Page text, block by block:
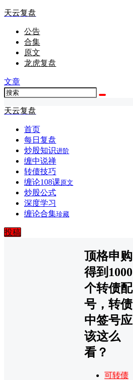
天云复盘
公告
合集
原文
龙虎复盘
文章
天云复盘
首页
每日复盘
炒股知识进阶
缠中说禅
转债技巧
缠论108课原文
炒股公式
深度学习
缠论合集珍藏
投稿
顶格申购
得到1000
个转债配
号，转债
中签号应
该这么
看？
可转债